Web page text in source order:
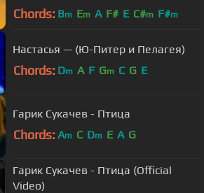
Chords: Bm Em A F# E C#m F#m
Настасья — (Ю-Питер и Пелагея)
Chords: Dm A F Gm C G E
Гарик Сукачев - Птица
Chords: Am C Dm E A G
Гарик Сукачев - Птица (Official
Video)